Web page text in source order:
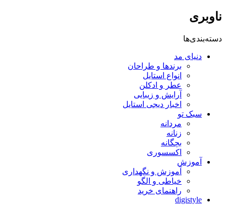
ناوبری
دسته‌بندی‌ها
دنیای مد
برندها و طراحان
انواع استایل
عطر و ادکلن
آرایش و زیبایی
اخبار دیجی استایل
سبک تو
مردانه
زنانه
بچگانه
اکسسوری
آموزش
آموزش و نگهداری
خیاطی و الگو
راهنمای خرید
digistyle